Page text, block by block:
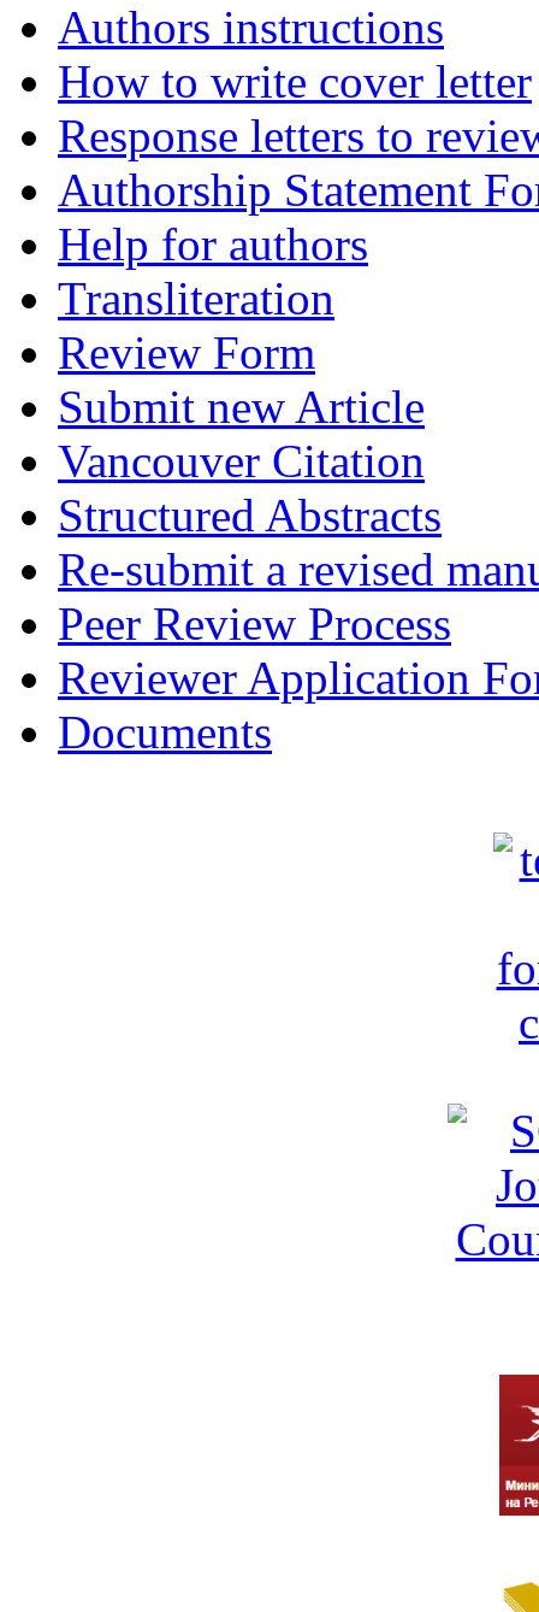
Authors instructions
How to write cover letter
Response letters to
Authorship Statement
Help for authors
Transliteration
Review Form
Submit new Article
Vancouver Citation
Structured Abstracts
Re-submit a revised
Peer Review Process
Reviewer Application
Documents